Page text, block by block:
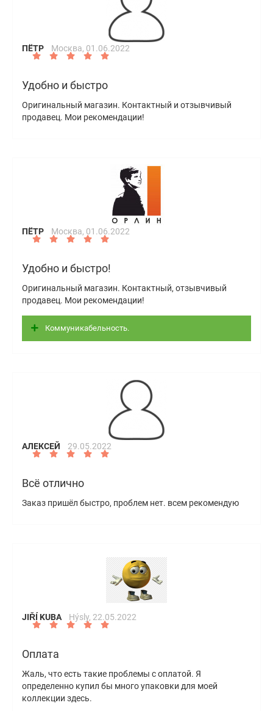
ПЁТР Москва, 01.06.2022
Удобно и быстро
Оригинальный магазин. Контактный и отзывчивый
продавец. Мои рекомендации!
ПЁТР Москва, 01.06.2022
Удобно и быстро!
Оригинальный магазин. Контактный, отзывчивый
продавец. Мои рекомендации!
Коммуникабельность.
АЛЕКСЕЙ 29.05.2022
Всё отлично
Заказ пришёл быстро, проблем нет. всем рекомендую
JIŘÍ KUBA Hýsly, 22.05.2022
Оплата
Жаль, что есть такие проблемы с оплатой. Я
определенно купил бы много упаковки для моей
коллекции здесь.